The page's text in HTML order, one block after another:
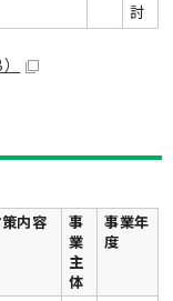
討
内容
事
業
主
体
事業年
度